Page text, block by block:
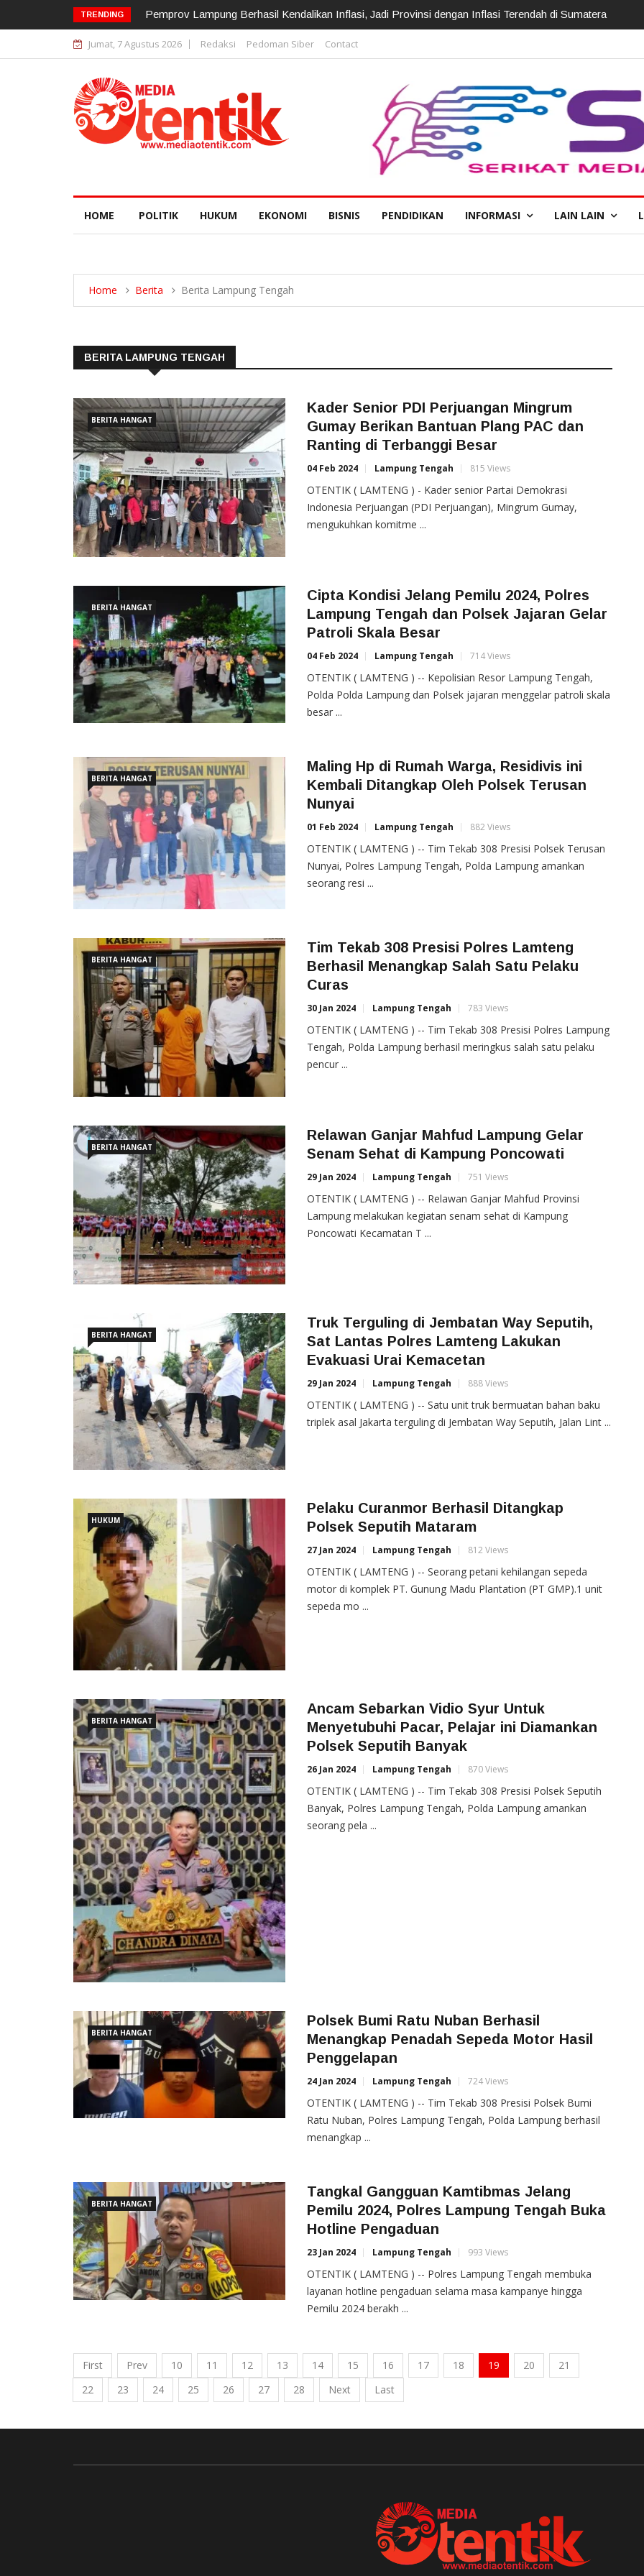
TRENDING 12 Pejabat Strategis Polda Lampung Dirotasi, Kapolda: Perkuat Pelayanan Polri Presisi
Jumat, 7 Agustus 2026 Redaksi Pedoman Siber Contact
HOME POLITIK HUKUM EKONOMI BISNIS PENDIDIKAN INFORMASI LAIN LAIN
Home Berita Berita Lampung Tengah
BERITA LAMPUNG TENGAH
BERITA HANGAT
Kader Senior PDI Perjuangan Mingrum
Gumay Berikan Bantuan Plang PAC dan
Ranting di Terbanggi Besar
04 Feb 2024 Lampung Tengah 815 Views
OTENTIK ( LAMTENG ) - Kader senior Partai Demokrasi
Indonesia Perjuangan (PDI Perjuangan), Mingrum Gumay,
mengukuhkan komitme ...
BERITA HANGAT
Cipta Kondisi Jelang Pemilu 2024, Polres
Lampung Tengah dan Polsek Jajaran Gelar
Patroli Skala Besar
04 Feb 2024 Lampung Tengah 714 Views
OTENTIK ( LAMTENG ) -- Kepolisian Resor Lampung Tengah,
Polda Polda Lampung dan Polsek jajaran menggelar patroli skala
besar ...
BERITA HANGAT
Maling Hp di Rumah Warga, Residivis ini
Kembali Ditangkap Oleh Polsek Terusan
Nunyai
01 Feb 2024 Lampung Tengah 882 Views
OTENTIK ( LAMTENG ) -- Tim Tekab 308 Presisi Polsek Terusan
Nunyai, Polres Lampung Tengah, Polda Lampung amankan
seorang resi ...
BERITA HANGAT
Tim Tekab 308 Presisi Polres Lamteng
Berhasil Menangkap Salah Satu Pelaku
Curas
30 Jan 2024 Lampung Tengah 783 Views
OTENTIK ( LAMTENG ) -- Tim Tekab 308 Presisi Polres Lampung
Tengah, Polda Lampung berhasil meringkus salah satu pelaku
pencur ...
BERITA HANGAT
Relawan Ganjar Mahfud Lampung Gelar
Senam Sehat di Kampung Poncowati
29 Jan 2024 Lampung Tengah 751 Views
OTENTIK ( LAMTENG ) -- Relawan Ganjar Mahfud Provinsi
Lampung melakukan kegiatan senam sehat di Kampung
Poncowati Kecamatan T ...
BERITA HANGAT
Truk Terguling di Jembatan Way Seputih,
Sat Lantas Polres Lamteng Lakukan
Evakuasi Urai Kemacetan
29 Jan 2024 Lampung Tengah 888 Views
OTENTIK ( LAMTENG ) -- Satu unit truk bermuatan bahan baku
triplek asal Jakarta terguling di Jembatan Way Seputih, Jalan Lint ...
HUKUM
Pelaku Curanmor Berhasil Ditangkap
Polsek Seputih Mataram
27 Jan 2024 Lampung Tengah 812 Views
OTENTIK ( LAMTENG ) -- Seorang petani kehilangan sepeda
motor di komplek PT. Gunung Madu Plantation (PT GMP).1 unit
sepeda mo ...
BERITA HANGAT
Ancam Sebarkan Vidio Syur Untuk
Menyetubuhi Pacar, Pelajar ini Diamankan
Polsek Seputih Banyak
26 Jan 2024 Lampung Tengah 870 Views
OTENTIK ( LAMTENG ) -- Tim Tekab 308 Presisi Polsek Seputih
Banyak, Polres Lampung Tengah, Polda Lampung amankan
seorang pela ...
BERITA HANGAT
Polsek Bumi Ratu Nuban Berhasil
Menangkap Penadah Sepeda Motor Hasil
Penggelapan
24 Jan 2024 Lampung Tengah 724 Views
OTENTIK ( LAMTENG ) -- Tim Tekab 308 Presisi Polsek Bumi
Ratu Nuban, Polres Lampung Tengah, Polda Lampung berhasil
menangkap ...
BERITA HANGAT
Tangkal Gangguan Kamtibmas Jelang
Pemilu 2024, Polres Lampung Tengah Buka
Hotline Pengaduan
23 Jan 2024 Lampung Tengah 993 Views
OTENTIK ( LAMTENG ) -- Polres Lampung Tengah membuka
layanan hotline pengaduan selama masa kampanye hingga
Pemilu 2024 berakh ...
First Prev 10 11 12 13 14 15 16 17 18 19 20
21
22
23 24 25 26 27 28 Next Last